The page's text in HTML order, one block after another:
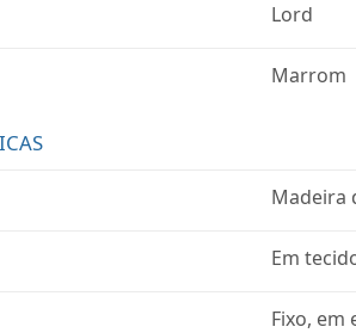
Lord
Marrom
Madeira
Em
Fixo, em